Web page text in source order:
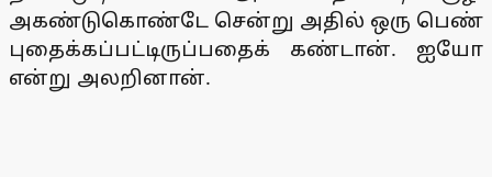
அகண்டுகொண்டே சென்று அதில் ஒரு பெண்
புதைக்கப்பட்டிருப்பதைக் கண்டான். ஐயோ
என்று அலறினான்.